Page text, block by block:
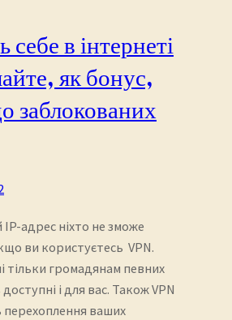
себе в інтернеті
як бонус,
заблокованих
адрес ніхто не зможе
ви користуєтесь VPN.
тільки громадянам певних
і для вас. Також VPN
ваших